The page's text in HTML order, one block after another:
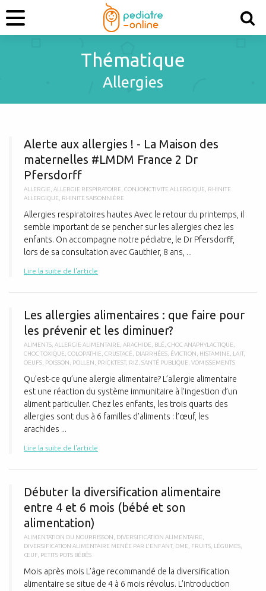
Thématique
Allergies
Alerte aux allergies ! - La Maison des
maternelles #LMDM France 2 Dr
Pfersdorff
ALLERGIE ALLERGIE RESPIRATOIRE CONJONCTIVITE ALLERGIQUE
RHINITE
ALLERGIQUE
RHINITE SAISONNIÈRE
Allergies respiratoires hautes Avec le retour du printemps, il
semble important de se pencher sur les allergies chez les
enfants. On accompagne notre pédiatre, le Dr Pfersdorff,
lors de sa consultation avec Gauthier, 8 ans, ...
Lire la suite de l'article
Les allergies alimentaires : que faire pour
les prévenir et les diminuer?
ALIMENTS ALLERGIE ALIMENTAIRE ARACHIDE BLÉ CHOC ANAPHYLACTIQUE
CHOC TOXIQUE COLOPATHIE CRUSTACÉ DIARRHÉES ÉVICTION HISTAMINE LAIT,
OEUFS POISSON POLLEN PRICKTEST, RIZ SANTÉ PUBLIQUE VOMISSEMENTS
Qu’est-ce qu’une allergie alimentaire? L’allergie alimentaire
est une réaction du système immunitaire à l’ingestion d’un
aliment particulier. Chez les enfants, les trois quarts des
allergies sont dus à 6 familles d’aliments : l’œuf, les
arachides ...
Lire la suite de l'article
Débuter la diversification alimentaire
entre 4 et 6 mois (bébé et son
alimentation)
ALIMENTATION DU NOURRISSON DIVERSIFICATION ALIMENTAIRE
DIVERSIFICATION ALIMENTAIRE MENÉE PAR L'ENFANT, DME FRUITS LÉGUMES
ŒUF PETITS POTS BÉBÉS
Mois après mois L’âge recommandé de la diversification
alimentaire se situe de 4 à 6 mois révolus. L’introduction